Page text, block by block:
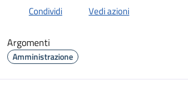
Condividi Vedi azioni
Argomenti
Amministrazione